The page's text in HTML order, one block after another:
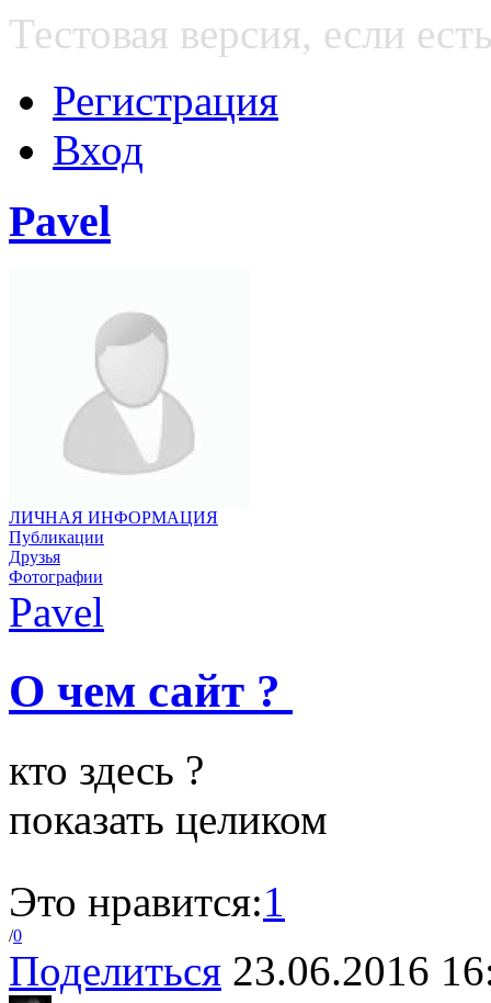
Тестовая версия, если
Регистрация
Вход
Pavel
ЛИЧНАЯ ИНФОРМАЦИЯ
Публикации
Друзья
Фотографии
Pavel
О чем сайт ?
кто здесь ?
показать целиком
Это нравится:1
/0
Поделиться 23.06.2016